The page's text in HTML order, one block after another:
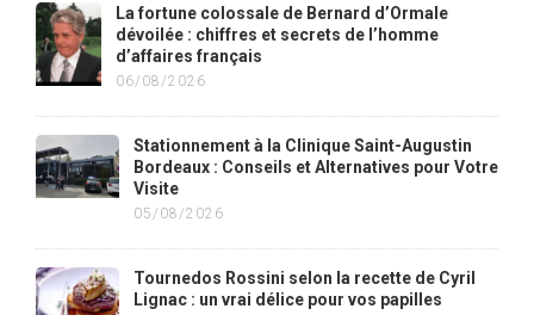
La fortune colossale de Bernard d’Ormale
dévoilée : chiffres et secrets de l’homme
d’affaires français
06/08/2026
Stationnement à la Clinique Saint-Augustin
Bordeaux : Conseils et Alternatives pour Votre
Visite
05/08/2026
Tournedos Rossini selon la recette de Cyril
Lignac : un vrai délice pour vos papilles